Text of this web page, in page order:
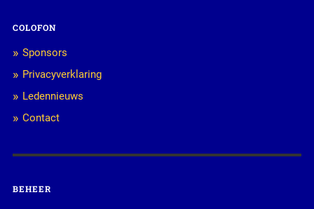
COLOFON
Sponsors
Privacyverklaring
Ledennieuws
Contact
BEHEER